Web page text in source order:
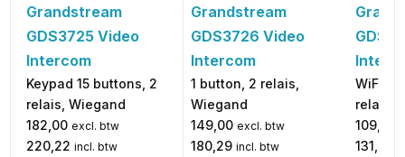
Grandstream
GDS3725 Video
Intercom
Keypad 15 buttons, 2
relais, Wiegand
182,00 excl. btw
220,22 incl. btw
Grandstream
GDS3726 Video
Intercom
1 button, 2 relais,
Wiegand
149,00 excl. btw
180,29 incl. btw
WiFi 6,
relais
109,00
131,89